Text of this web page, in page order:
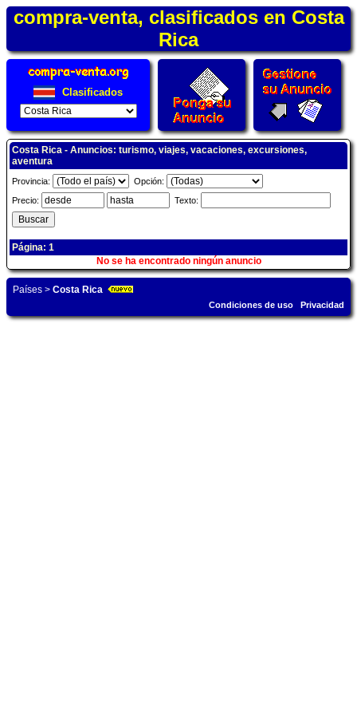
compra-venta, clasificados en Costa
Rica
Clasificados
Costa Rica - Anuncios: turismo, viajes, vacaciones, excursiones,
aventura
Provincia:
Opción:
Precio:
Texto:
Página: 1
No se ha encontrado ningún anuncio
Países > Costa Rica
Condiciones de uso Privacidad